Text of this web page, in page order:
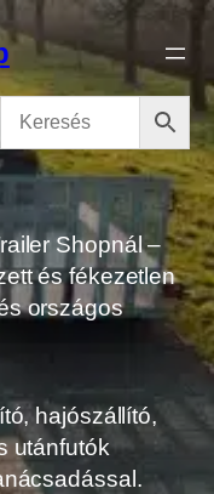
Shopnál –
és fékezetlen
országos
hajószállító,
utánfutók